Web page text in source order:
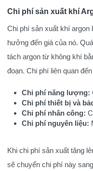
Chi phí sản xuất khí
Chi phí sản xuất khí argon
hưởng đến giá của nó.
tách argon từ không khí
đoạn. Chi phí liên quan
Chi phí năng lượng:
Chi phí thiết bị và
Chi phí nhân công:
Chi phí nguyên liệu:
Khi chi phí sản xuất tăng
sẽ chuyển chi phí này